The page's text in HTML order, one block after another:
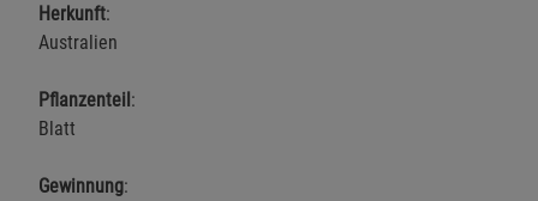
Herkunft:
Australien
Pflanzenteil:
Blatt
Gewinnung: